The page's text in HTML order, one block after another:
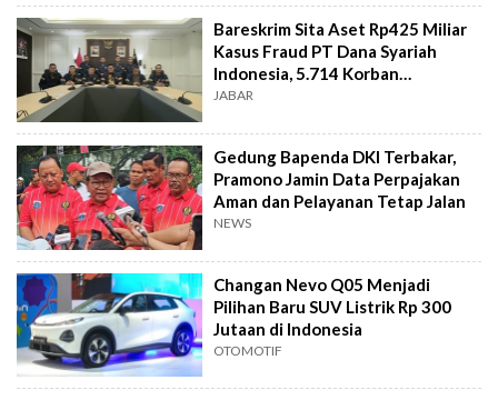
Bareskrim Sita Aset Rp425 Miliar
Kasus Fraud PT Dana Syariah
Indonesia, 5.714 Korban
Terverifikasai
JABAR
Gedung Bapenda DKI Terbakar,
Pramono Jamin Data Perpajakan
Aman dan Pelayanan Tetap Jalan
NEWS
Changan Nevo Q05 Menjadi
Pilihan Baru SUV Listrik Rp 300
Jutaan di Indonesia
OTOMOTIF